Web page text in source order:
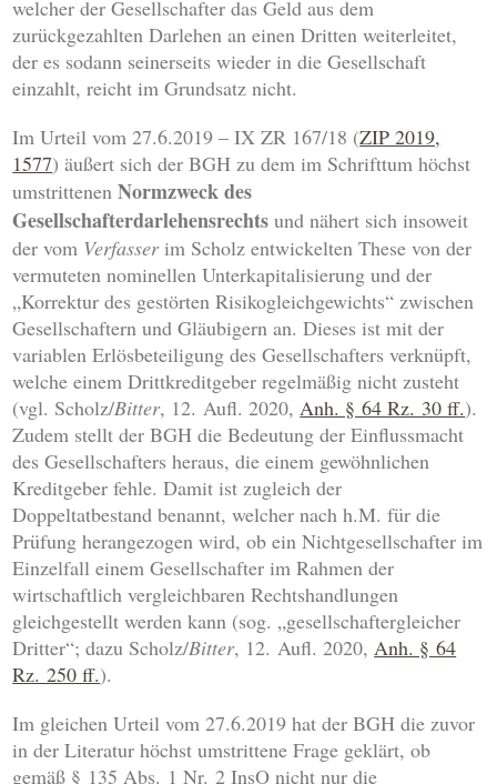
welcher der Gesellschafter das Geld aus dem
zurückgezahlten Darlehen an einen Dritten weiterleitet,
der es sodann seinerseits wieder in die Gesellschaft
einzahlt, reicht im Grundsatz nicht.
Im Urteil vom 27.6.2019 – IX ZR 167/18 (ZIP 2019,
1577) äußert sich der BGH zu dem im Schrifttum höchst
umstrittenenNormzweck des
Gesellschafterdarlehensrechts und nähert sich insoweit
der vom Verfasserim Scholz entwickelten These von der
vermuteten nominellen Unterkapitalisierung und der
„Korrektur des gestörten Risikogleichgewichts“ zwischen
Gesellschaftern und Gläubigern an. Dieses ist mit der
variablen Erlösbeteiligung des Gesellschafters verknüpft,
welche einem Drittkreditgeber regelmäßig nicht zusteht
(vgl. Scholz/Bitter, 12. Aufl. 2020, Anh. § 64 Rz. 30 ff.).
Zudem stellt der BGH die Bedeutung der Einflussmacht
des Gesellschafters heraus, die einem gewöhnlichen
Kreditgeber fehle. Damit ist zugleich der
Doppeltatbestand benannt, welcher nach h.M. für die
Prüfung herangezogen wird, ob ein Nichtgesellschafter im
Einzelfall einem Gesellschafter im Rahmen der
wirtschaftlich vergleichbaren Rechtshandlungen
gleichgestellt werden kann (sog. „gesellschaftergleicher
Dritter“; dazu Scholz/Bitter, 12. Aufl. 2020, Anh. § 64
Rz. 250 ff.).
Im gleichen Urteil vom 27.6.2019 hat der BGH die zuvor
in der Literatur höchst umstrittene Frage geklärt, ob
gemäß § 135 Abs. 1 Nr. 2 InsO nicht nur die